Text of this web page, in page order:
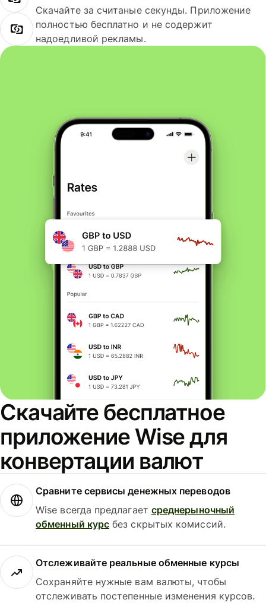
Скачайте за считаные секунды. Приложение
полностью бесплатно и не содержит
надоедливой рекламы.
Скачайте бесплатное
приложение Wise для
конвертации валют
Сравните сервисы денежных переводов
Wise всегда предлагает среднерыночный
обменный курс без скрытых комиссий.
Отслеживайте реальные обменные курсы
Сохраняйте нужные вам валюты, чтобы
отслеживать постепенные изменения курсов.